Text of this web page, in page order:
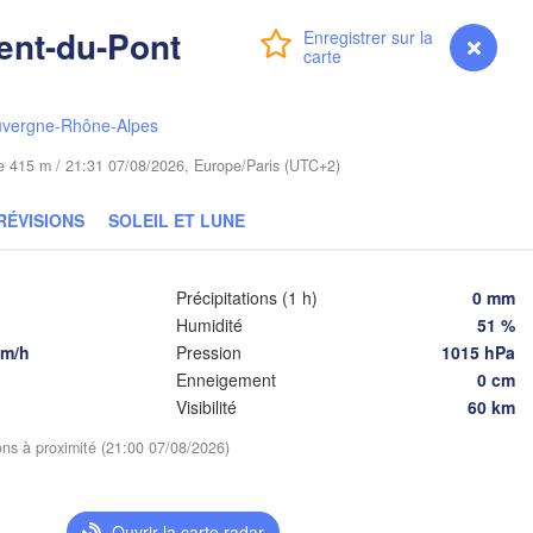
Connexion Premium myVentusky Prévisions
du-Pont
Rhône-Alpes
415 m / 21:31 07/08/2026, Europe/Paris (UTC+2)
SOLEIL ET LUNE
h
Précipitations (1 h)
0 mm
Humidité
51 %
Pression
1015 hPa
Enneigement
0 cm
Visibilité
60 km
à proximité (21:00 07/08/2026)
Warszawa
Kraków
Wrocław
Szeged
SLOVAQUIE
(Brest)
Івано-Франківськ
(Ivano-Frankivsk)